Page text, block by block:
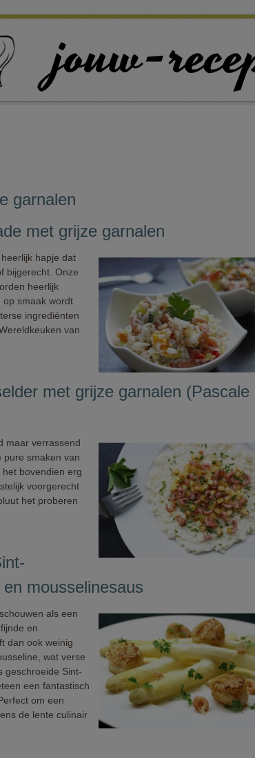
garnalen
met grijze garnalen
hapje dat
bijgerecht. Onze
heerlijk
op smaak wordt
ingrediënten
van
met grijze garnalen (Pascale
maar verrassend
pure smaken van
bovendien erg
voorgerecht
het proberen
mousselinesaus
als een
en
dan ook weinig
wat verse
geschroeide Sint-
een fantastisch
om een
de lente culinair